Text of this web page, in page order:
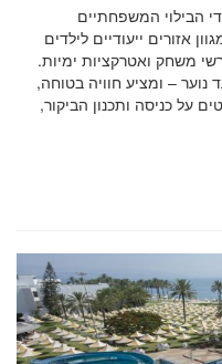
הבילוי המשפחתיים
אזורים ייעודיים לילדים
משחק ואטרקציות ימיות.
– ומציע חוויה בטוחה,
על כניסה ותכנון הביקור,